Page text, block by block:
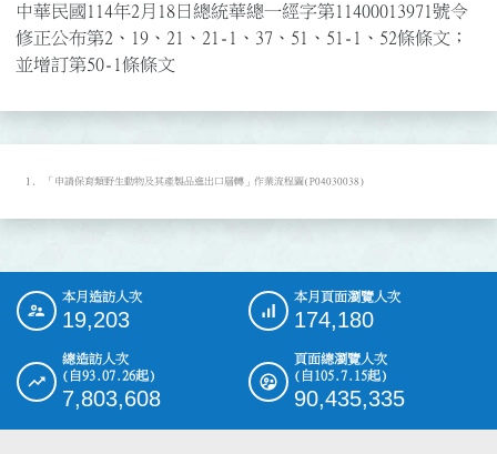
中華民國114年2月18日總統華總一經字第11400013971號令
修正公布第2、19、21、21-1、37、51、51-1、52條條文；
並增訂第50-1條條文
「申請保育類野生動物及其產製品進出口層轉」作業流程圖(P04030038)
::: 本月造訪人次
19,203
本月頁面瀏覽人次
174,180
總造訪人次
(自93.07.26起)
7,803,608
頁面總瀏覽人次
(自105.7.15起)
90,435,335